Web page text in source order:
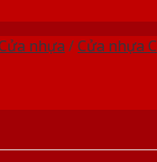
nhựa /Cửa nhựa